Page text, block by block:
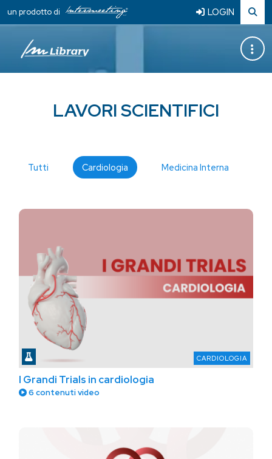
un prodotto di LOGIN
LAVORI SCIENTIFICI
Tutti Cardiologia Medicina Interna
CARDIOLOGIA
I Grandi Trials in cardiologia
6 contenuti video